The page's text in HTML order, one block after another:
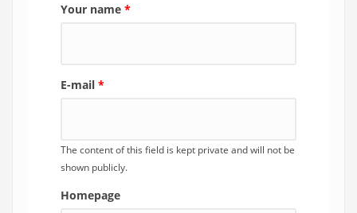
Your name *
E-mail *
The content of this field is kept private and will not be
shown publicly.
Homepage